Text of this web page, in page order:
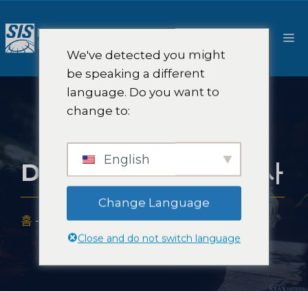
텐
츠
메
D2C 식료품 시장 조사
홈 - 전문적 지식-산업-D2C 식료품 시장 조사
We've detected you might
be speaking a different
language. Do you want to
change to:
English
Change Language
Close and do not switch language